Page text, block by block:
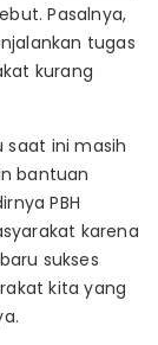
Pasalnya,
tugas
kurang
saat ini masih
bantuan
PBH
karena
sukses
kita yang